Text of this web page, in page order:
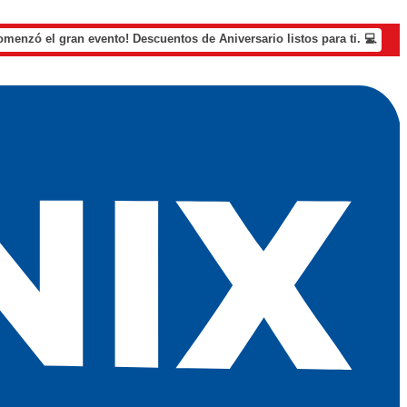
el gran evento! Descuentos de Aniversario listos para ti. 💻